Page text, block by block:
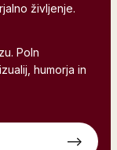
-->
življenje.
Poln
humorja in